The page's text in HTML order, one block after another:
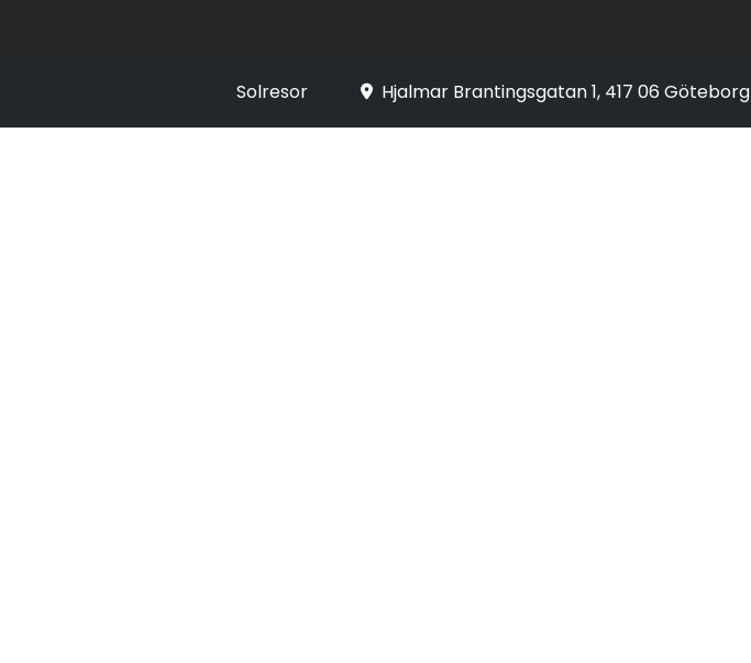
Solresor Hjalmar Brantingsgatan 1, 417 06 Göteborg